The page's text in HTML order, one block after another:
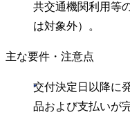
共交通機関利用等
は対象外）。
主な要件・注意点
交付決定日以降に
品および支払いが